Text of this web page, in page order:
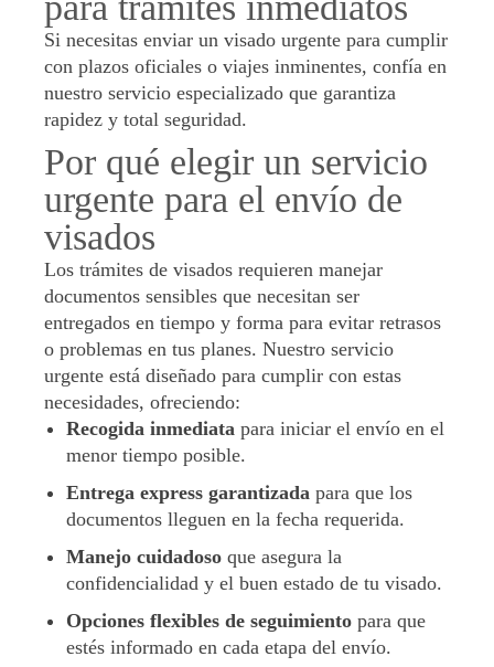
Si necesitas enviar un visado urgente para cumplir
con plazos oficiales o viajes inminentes, confía en
nuestro servicio especializado que garantiza
rapidez y total seguridad.
Por qué elegir un servicio
urgente para el envío de
visados
Los trámites de visados requieren manejar
documentos sensibles que necesitan ser
entregados en tiempo y forma para evitar retrasos
o problemas en tus planes. Nuestro servicio
urgente está diseñado para cumplir con estas
necesidades, ofreciendo:
Recogida inmediata para iniciar el envío en el
menor tiempo posible.
Entrega express garantizada para que los
documentos lleguen en la fecha requerida.
Manejo cuidadoso que asegura la
confidencialidad y el buen estado de tu visado.
Opciones flexibles de seguimiento para que
estés informado en cada etapa del envío.